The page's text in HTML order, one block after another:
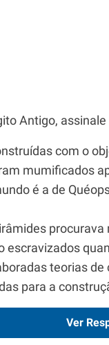
Antigo, assinale
com o
mumificados
é a de
escravizados
teorias
para a
Ver